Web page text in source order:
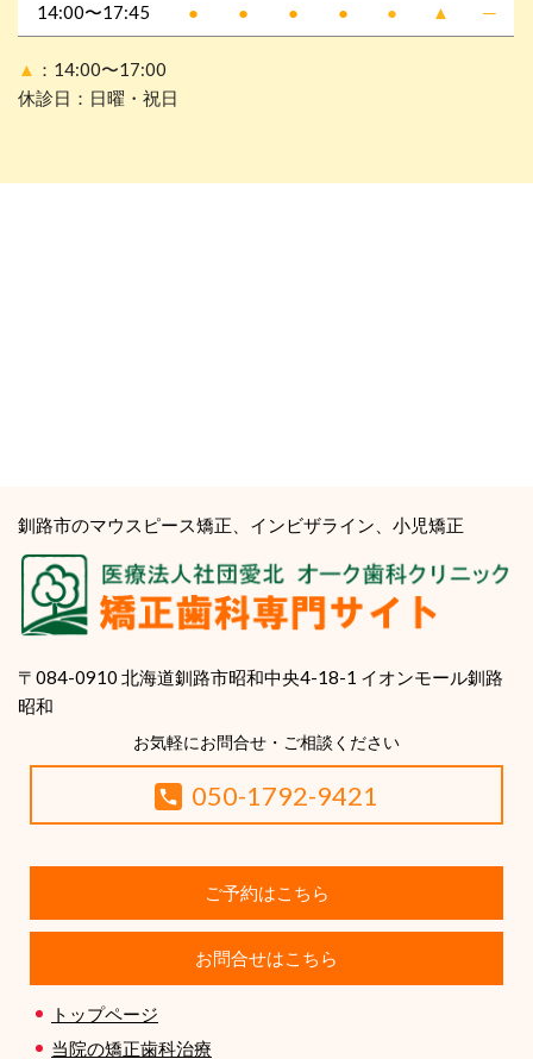
14:00〜17:45 ● ● ● ● ● ▲ ─
▲ ：14:00〜17:00
休診日：日曜・祝日
釧路市のマウスピース矯正、インビザライン、小児矯正
〒084-0910 北海道釧路市昭和中央4-18-1 イオンモール釧路
昭和
お気軽にお問合せ・ご相談ください
050-1792-9421
ご予約はこちら
お問合せはこちら
トップページ
当院の矯正歯科治療